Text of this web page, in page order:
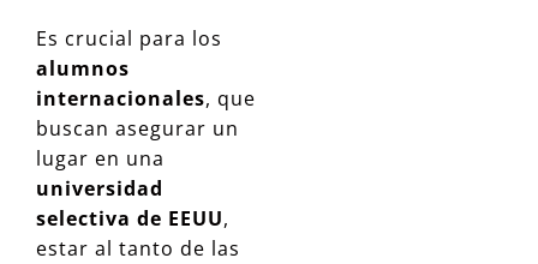
Es crucial para los
alumnos
internacionales, que
buscan asegurar un
lugar en una
universidad
selectiva de EEUU,
estar al tanto de las